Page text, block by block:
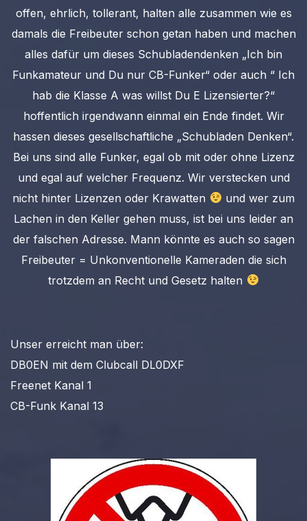
offen, ehrlich, tollerant, halten alle zusammen wie es
damals die Freibeuter schon getan haben und machen
alles dafür um dieses Schubladendenken „Ich bin
Funkamateur und Du nur CB-Funker“ oder auch “ Ich
hab die Klasse A was willst Du E Lizensierter?“
hoffentlich irgendwann einmal ein Ende findet. Wir
hassen dieses gesellschaftliche „Schubladen Denken“.
Bei uns sind alle Funker, egal ob mit oder ohne Lizenz
und egal auf welcher Frequenz. Wir verstecken und
nicht hinter Lizenzen oder Krawatten
und wer zum
Lachen in den Keller gehen muss, ist bei uns leider an
der falschen Adresse. Mann könnte es auch so sagen
Freibeuter = Unkonventionelle Kameraden die sich
trotzdem an Recht und Gesetz halten
Unser erreicht man über:
DB0EN mit dem Clubcall DL0DXF
Freenet Kanal 1
CB-Funk Kanal 13